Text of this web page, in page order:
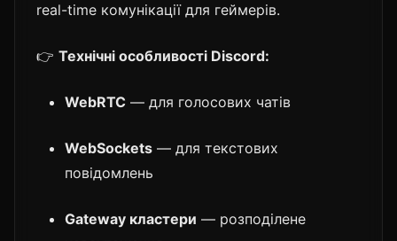
real-time комунікації для геймерів.
👉 Технічні особливості Discord:
WebRTC — для голосових чатів
WebSockets — для текстових
повідомлень
Gateway кластери — розподілене